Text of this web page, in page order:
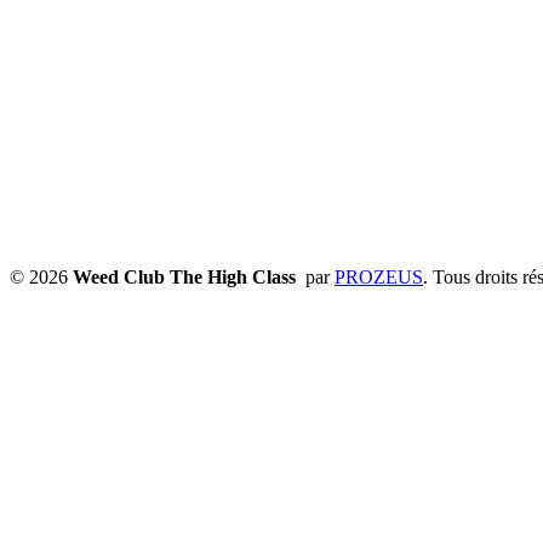
© 2026 Weed Club The High Class parPROZEUS. Tous droits